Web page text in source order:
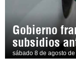
Gobierno
subsidios
sábado 8 de agosto